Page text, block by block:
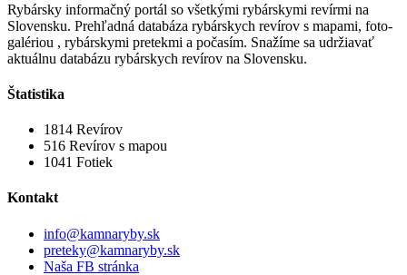
Rybársky informačný portál so všetkými rybárskymi revírmi na
Slovensku. Prehľadná databáza rybárskych revírov s mapami, foto-
galériou , rybárskymi pretekmi a počasím. Snažíme sa udržiavať
aktuálnu databázu rybárskych revírov na Slovensku.
Štatistika
1814 Revírov
516 Revírov s mapou
1041 Fotiek
Kontakt
info@kamnaryby.sk
preteky@kamnaryby.sk
Naša FB stránka